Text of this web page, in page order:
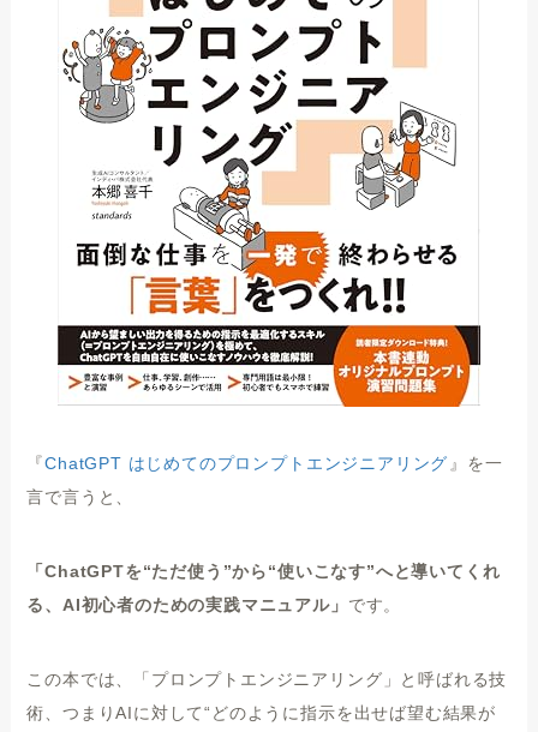
『ChatGPT はじめてのプロンプトエンジニアリング 』を一
言で言うと、
「ChatGPTを“ただ使う”から“使いこなす”へと導いてくれ
る、AI初心者のための実践マニュアル」 です。
この本では、「プロンプトエンジニアリング」と呼ばれる技
術、つまりAIに対して“どのように指示を出せば望む結果が